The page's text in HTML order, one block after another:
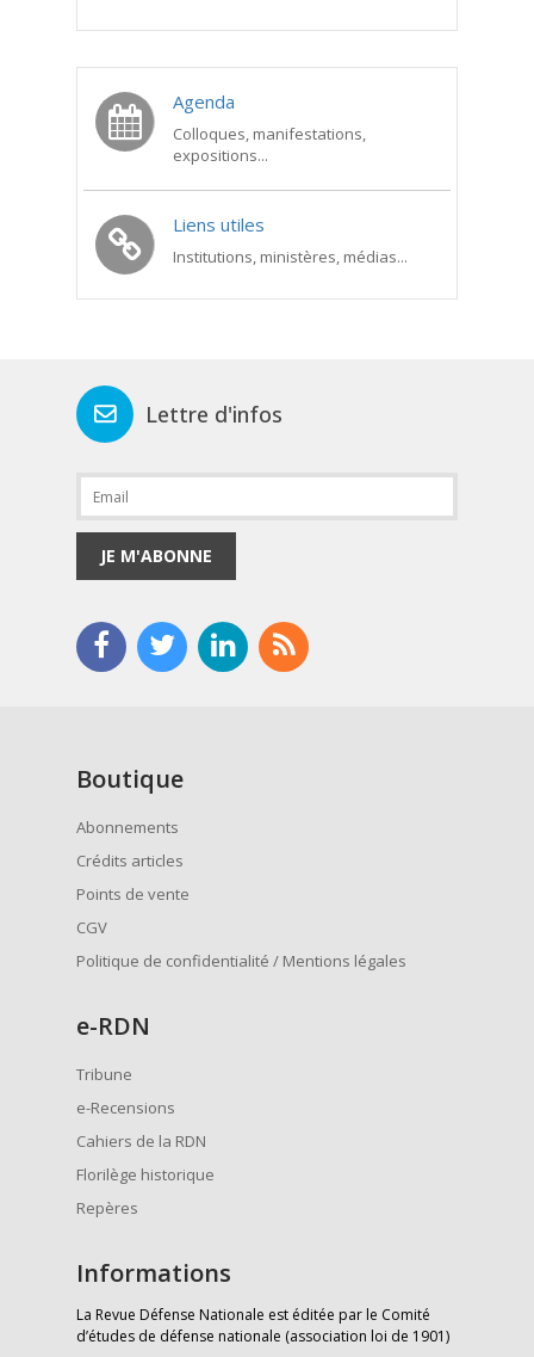
Agenda
Colloques, manifestations,
expositions...
Liens utiles
Institutions, ministères, médias...
Lettre d'infos
JE M'ABONNE
Boutique
Abonnements
Crédits articles
Points de vente
CGV
Politique de confidentialité / Mentions légales
e-RDN
Tribune
e-Recensions
Cahiers de la RDN
Florilège historique
Repères
Informations
La Revue Défense Nationale est éditée par le Comité
d’études de défense nationale (association loi de 1901)